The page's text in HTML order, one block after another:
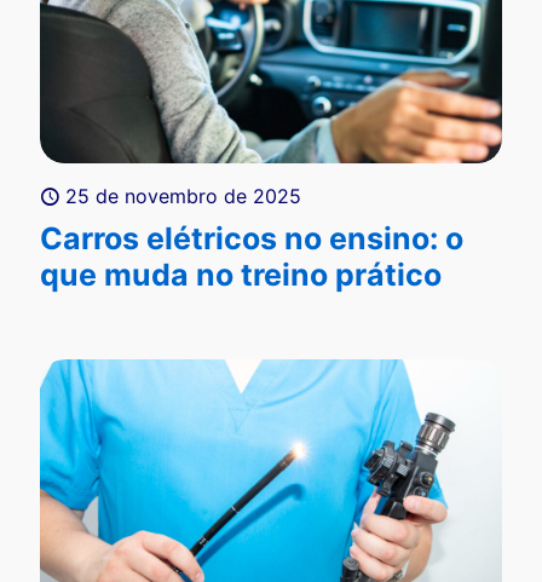
25 de novembro de 2025
Carros elétricos no ensino: o
que muda no treino prático